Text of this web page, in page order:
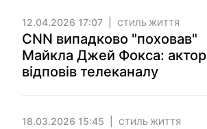
12.04.2026 17:07 СТИЛЬ ЖИТТЯ
CNN випадково "поховав"
Майкла Джей Фокса: актор
відповів телеканалу
18.03.2026 15:45 СТИЛЬ ЖИТТЯ